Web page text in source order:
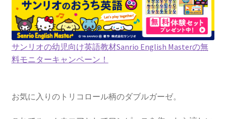
サンリオの幼児向け英語教材Sanrio English Masterの無
料モニターキャンペーン！
お気に入りのトリコロール柄のダブルガーゼ。